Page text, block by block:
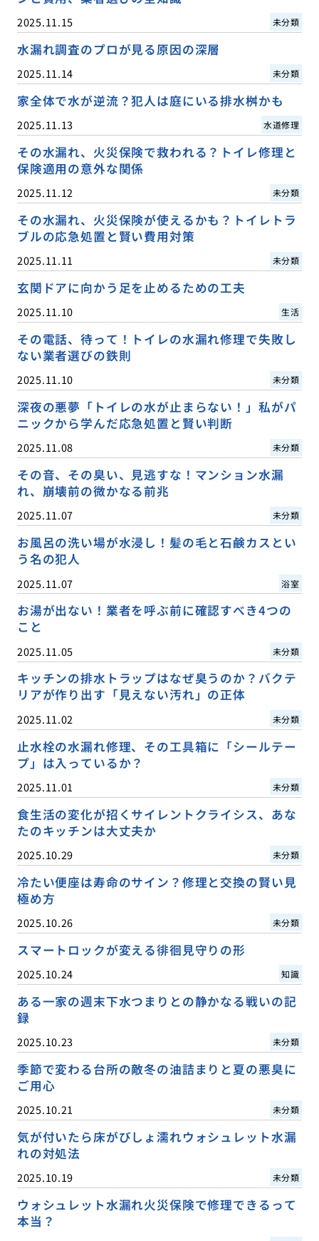
2025.11.15 未分類
水漏れ調査のプロが見る原因の深層
2025.11.14 未分類
家全体で水が逆流？犯人は庭にいる排水桝かも
2025.11.13 水道修理
その水漏れ、火災保険で救われる？トイレ修理と
保険適用の意外な関係
2025.11.12 未分類
その水漏れ、火災保険が使えるかも？トイレトラ
ブルの応急処置と賢い費用対策
2025.11.11 未分類
玄関ドアに向かう足を止めるための工夫
2025.11.10 生活
その電話、待って！トイレの水漏れ修理で失敗し
ない業者選びの鉄則
2025.11.10 未分類
深夜の悪夢「トイレの水が止まらない！」私がパ
ニックから学んだ応急処置と賢い判断
2025.11.08 未分類
その音、その臭い、見逃すな！マンション水漏
れ、崩壊前の微かなる前兆
2025.11.07 未分類
お風呂の洗い場が水浸し！髪の毛と石鹸カスとい
う名の犯人
2025.11.07 浴室
お湯が出ない！業者を呼ぶ前に確認すべき4つの
こと
2025.11.05 未分類
キッチンの排水トラップはなぜ臭うのか？バクテ
リアが作り出す「見えない汚れ」の正体
2025.11.02 未分類
止水栓の水漏れ修理、その工具箱に「シールテー
プ」は入っているか？
2025.11.01 未分類
食生活の変化が招くサイレントクライシス、あな
たのキッチンは大丈夫か
2025.10.29 未分類
冷たい便座は寿命のサイン？修理と交換の賢い見
極め方
2025.10.26 未分類
スマートロックが変える徘徊見守りの形
2025.10.24 知識
ある一家の週末下水つまりとの静かなる戦いの記
録
2025.10.23 未分類
季節で変わる台所の敵冬の油詰まりと夏の悪臭に
ご用心
2025.10.21 未分類
気が付いたら床がびしょ濡れウォシュレット水漏
れの対処法
2025.10.19 未分類
ウォシュレット水漏れ火災保険で修理できるって
本当？